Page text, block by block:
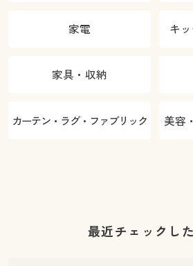
家電 キ
家具・収納
カーテン・ラグ・ファブリック 美容
最近チェックし